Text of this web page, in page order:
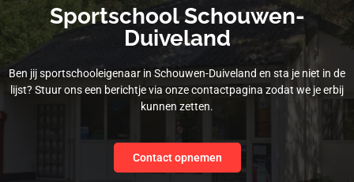
Sportschool Schouwen-
Duiveland
Ben jij sportschooleigenaar in Schouwen-Duiveland en sta je niet in de
lijst? Stuur ons een berichtje via onze contactpagina zodat we je erbij
kunnen zetten.
Contact opnemen